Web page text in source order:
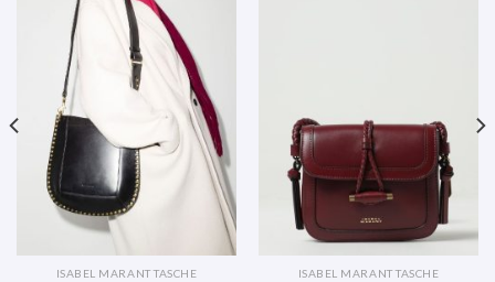
ISABEL MARANT TASCHE ISABEL MARANT TASCHE